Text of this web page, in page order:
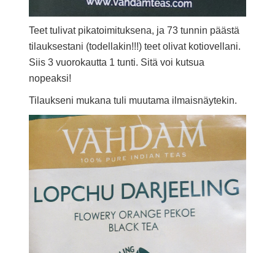
Teet tulivat pikatoimituksena, ja 73 tunnin päästä
tilauksestani (todellakin!!!) teet olivat kotiovellani.
Siis 3 vuorokautta 1 tunti. Sitä voi kutsua
nopeaksi!
Tilaukseni mukana tuli muutama ilmaisnäytekin.